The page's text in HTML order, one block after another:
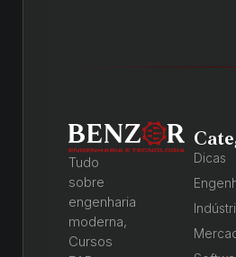
Tudo
sobre
engenharia
moderna,
Cursos
Dicas